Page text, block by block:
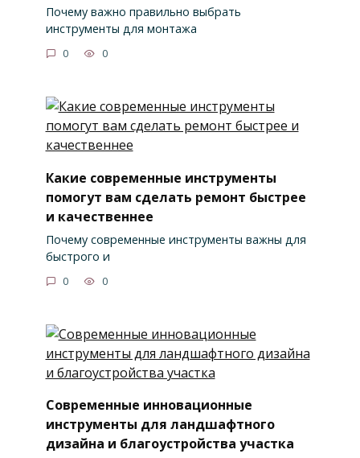
Почему важно правильно выбрать
инструменты для монтажа
0 0
Какие современные инструменты
помогут вам сделать ремонт быстрее
и качественнее
Почему современные инструменты важны для
быстрого и
0 0
Современные инновационные
инструменты для ландшафтного
дизайна и благоустройства участка